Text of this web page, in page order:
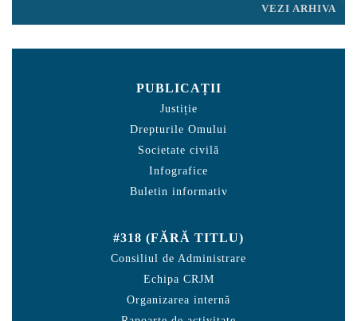
VEZI ARHIVA
PUBLICAȚII
Justiție
Drepturile Omului
Societate civilă
Infografice
Buletin informativ
#318 (FĂRĂ TITLU)
Consiliul de Administrare
Echipa CRJM
Organizarea internă